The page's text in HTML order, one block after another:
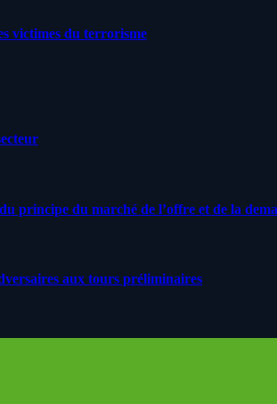
victimes du terrorisme
principe du marché de l’offre et de la
aux tours préliminaires